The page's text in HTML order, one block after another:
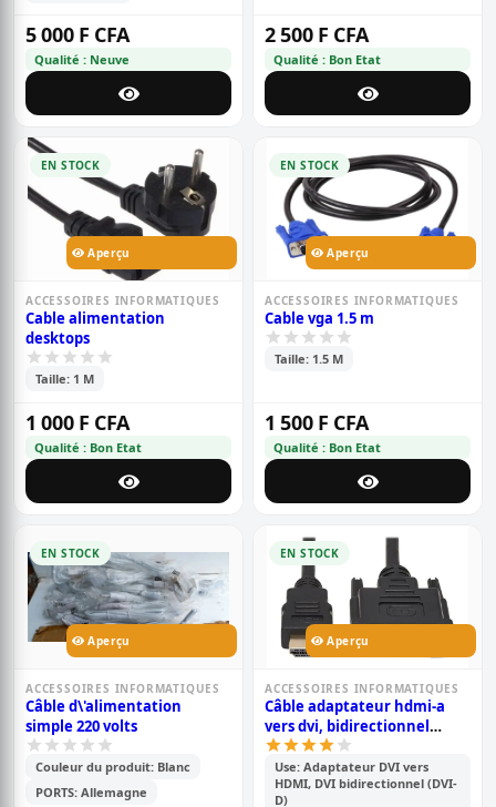
mâle/mâle (m/m) (dp12a-
1.5m-dp-cable)
5 000 F CFA
Qualité : Neuve
2 500 F CFA
Qualité : Bon Etat
EN STOCK
Aperçu
ACCESSOIRES INFORMATIQUES
Cable alimentation
desktops
Taille: 1 M
1 000 F CFA
Qualité : Bon Etat
EN STOCK
Aperçu
ACCESSOIRES INFORMATIQUES
Cable vga 1.5 m
Taille: 1.5 M
1 500 F CFA
Qualité : Bon Etat
EN STOCK
Aperçu
ACCESSOIRES INFORMATIQUES
Câble d\'alimentation
simple 220 volts
Couleur du produit: Blanc
PORTS: Allemagne
EN STOCK
Aperçu
ACCESSOIRES INFORMATIQUES
Câble adaptateur hdmi-a
vers dvi, bidirectionnel
1080p, plaqué or. (2 mètres)
Use: Adaptateur DVI vers
HDMI, DVI bidirectionnel (DVI-
D)